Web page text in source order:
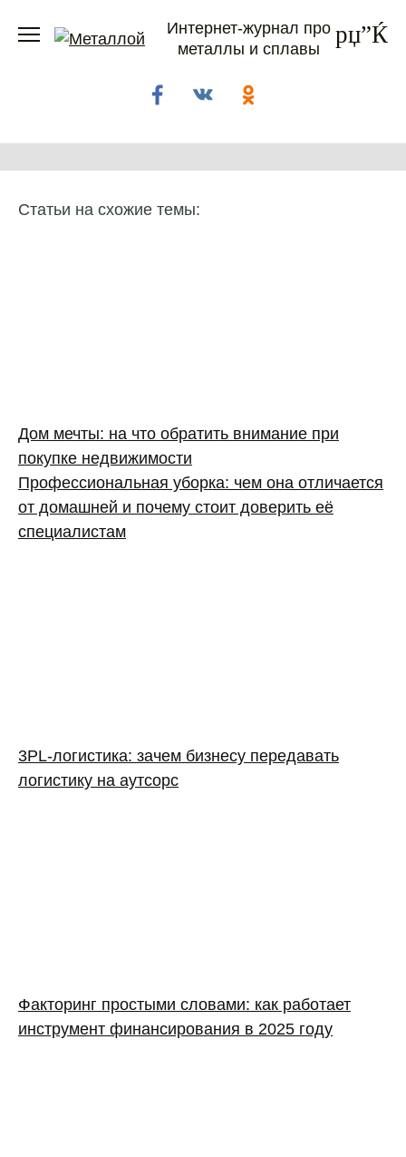
Интернет-журнал про
металлы и сплавы
Статьи на схожие темы:
Дом мечты: на что обратить внимание при
покупке недвижимости
Профессиональная уборка: чем она отличается
от домашней и почему стоит доверить её
специалистам
3PL‑логистика: зачем бизнесу передавать
логистику на аутсорс
Факторинг простыми словами: как работает
инструмент финансирования в 2025 году